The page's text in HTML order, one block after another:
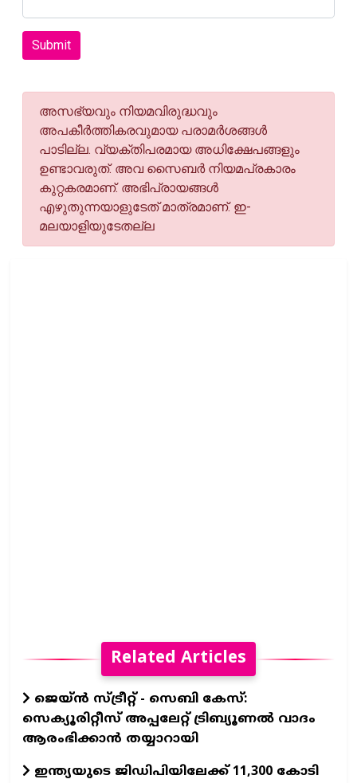
Submit
അസഭ്യവും നിയമവിരുദ്ധവും
അപകീര്‍ത്തികരവുമായ പരാമര്‍ശങ്ങള്‍
പാടില്ല. വ്യക്തിപരമായ അധിക്ഷേപങ്ങളും
ഉണ്ടാവരുത്. അവ സൈബര്‍ നിയമപ്രകാരം
കുറ്റകരമാണ്. അഭിപ്രായങ്ങള്‍
എഴുതുന്നയാളുടേത് മാത്രമാണ്. ഇ-
മലയാളിയുടേതല്ല
Related Articles
ജെയ്ൻ സ്ട്രീറ്റ് - സെബി കേസ്:
സെക്യൂരിറ്റീസ് അപ്പലേറ്റ് ട്രിബ്യൂണൽ വാദം
ആരംഭിക്കാൻ തയ്യാറായി
ഇന്ത്യയുടെ ജിഡിപിയിലേക്ക് 11,300 കോടി